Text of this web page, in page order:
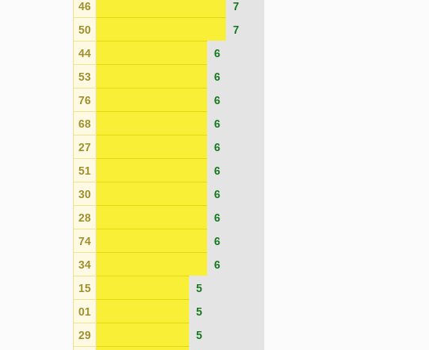
46
7
50
7
44
6
53
6
76
6
68
6
27
6
51
6
30
6
28
6
74
6
34
6
15
5
01
5
29
5